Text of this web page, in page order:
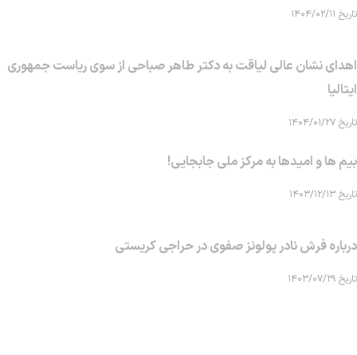
تاریخ ۱۴۰۴/۰۲/۱۱
اهدای نشان عالی لیاقت به دکتر طاهر صباحی از سوی ریاست جمهوری
ایتالیا
تاریخ ۱۴۰۴/۰۱/۲۷
بیم ها و امیدها به مرکز ملی جابجایی!
تاریخ ۱۴۰۳/۱۲/۱۳
درباره فرش نادر پولونز صفوی در حراجی کریستی
تاریخ ۱۴۰۳/۰۷/۲۹